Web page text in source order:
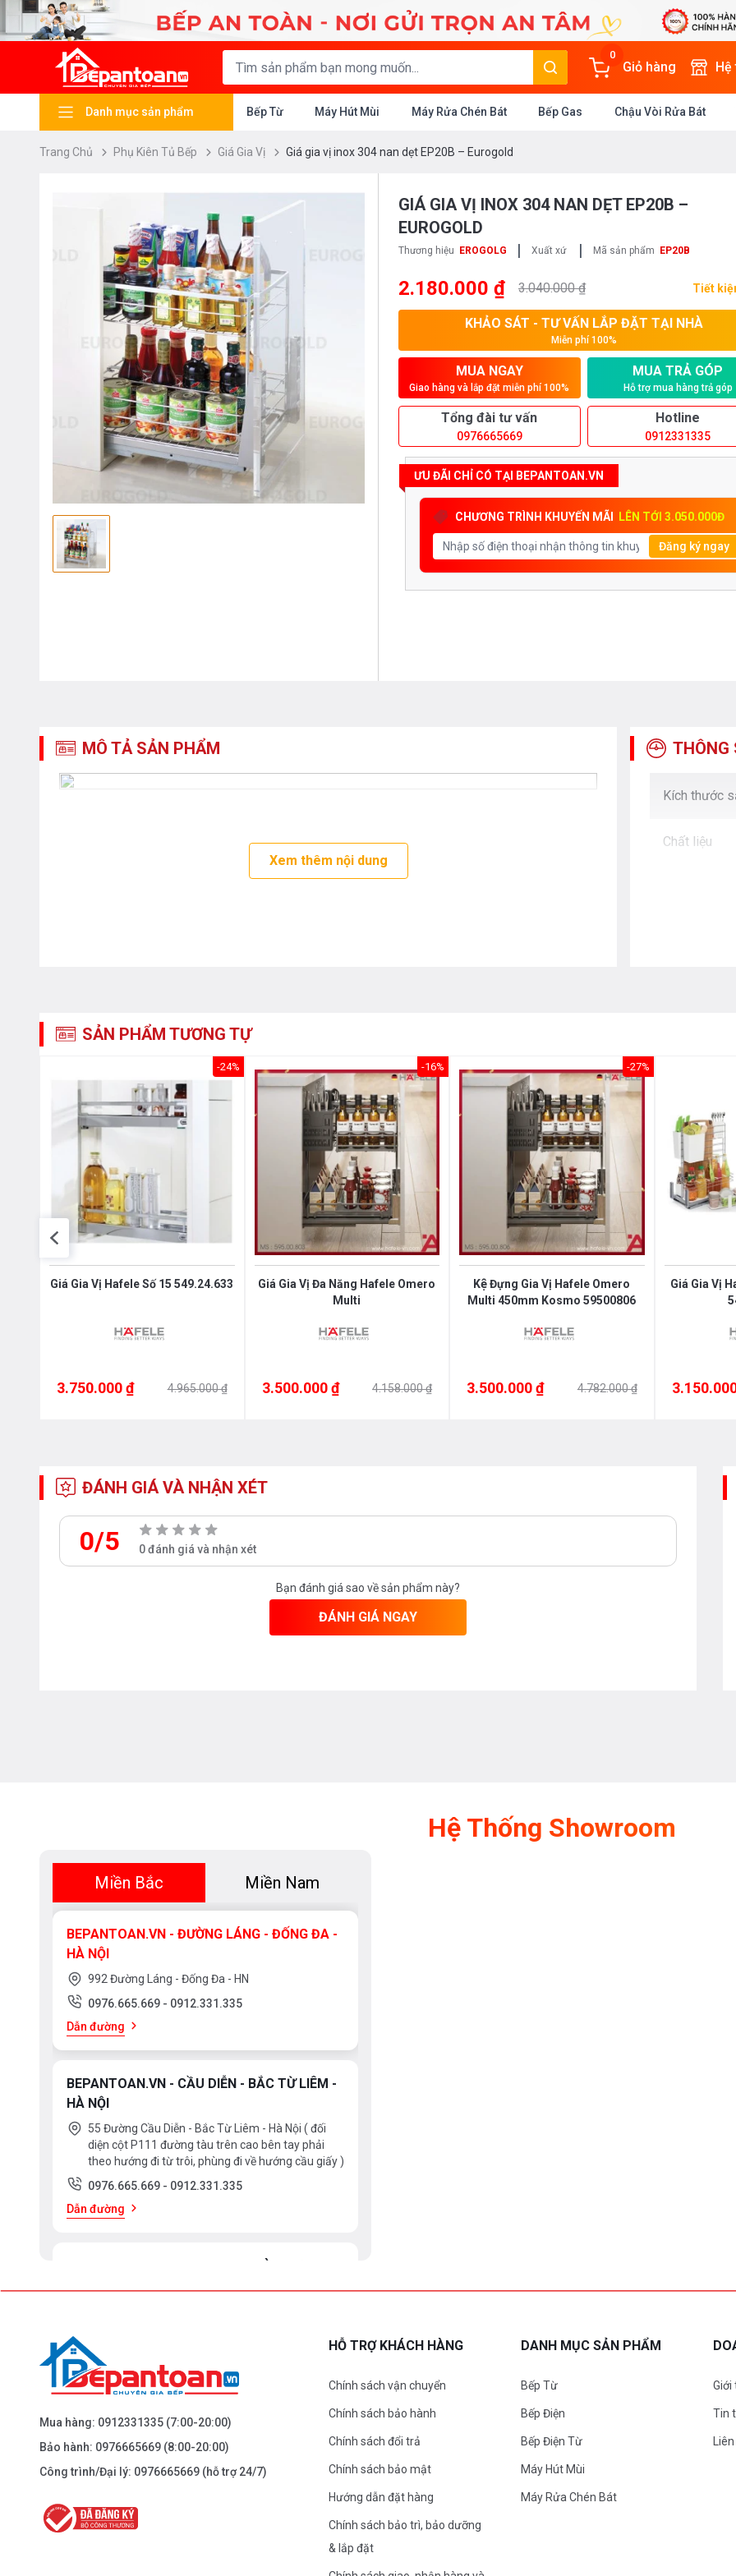
0
Giỏ hàng
Danh mục sản phẩm Bếp Từ Máy Hút Mùi Máy Rửa Chén Bát Bếp Gas Chậu Vòi Rửa Bát
Trang Chủ Phụ Kiên Tủ Bếp Giá Gia Vị Giá gia vị inox 304 nan dẹt EP20B – Eurogold
GIÁ GIA VỊ INOX 304 NAN DẸT EP20B –
EUROGOLD
Thương hiệu EROGOLG | Xuất xứ | Mã sản phẩm EP20B
2.180.000 ₫ 3.040.000 ₫ Tiết
KHẢO SÁT - TƯ VẤN LẮP ĐẶT TẠI NHÀ
Miễn phí 100%
MUA NGAY
Giao hàng và lắp đặt miễn phí 100%
MUA TRẢ GÓP
Hỗ trợ mua hàng trả góp
Tổng đài tư vấn
0976665669
Hotline
0912331335
ƯU ĐÃI CHỈ CÓ TẠI BEPANTOAN.VN
CHƯƠNG TRÌNH KHUYẾN MÃI LÊN TỚI 3.050.000Đ
Đăng ký ngay
MÔ TẢ SẢN PHẨM
Xem thêm nội dung
THÔNG
Kích thước
Chất liệu
SẢN PHẨM TƯƠNG TỰ
-24%
Giá Gia Vị Hafele Số 15 549.24.633
3.750.000 ₫ 4.965.000 ₫
-16%
Giá Gia Vị Đa Năng Hafele Omero
Multi
3.500.000 ₫ 4.158.000 ₫
-27%
Kệ Đựng Gia Vị Hafele Omero
Multi 450mm Kosmo 59500806
3.500.000 ₫ 4.782.000 ₫
Giá Gia Vị
ĐÁNH GIÁ VÀ NHẬN XÉT
0/5 0 đánh giá và nhận xét
Bạn đánh giá sao về sản phẩm này?
ĐÁNH GIÁ NGAY
Hệ Thống Showroom
Miền Bắc Miền Nam
BEPANTOAN.VN - ĐƯỜNG LÁNG - ĐỐNG ĐA -
HÀ NỘI
992 Đường Láng - Đống Đa - HN
0976.665.669 - 0912.331.335
Dẫn đường
BEPANTOAN.VN - CẦU DIỄN - BẮC TỪ LIÊM -
HÀ NỘI
55 Đường Cầu Diễn - Bắc Từ Liêm - Hà Nội ( đối
diện cột P111 đường tàu trên cao bên tay phải
theo hướng đi từ trôi, phùng đi về hướng cầu giấy )
0976.665.669 - 0912.331.335
Dẫn đường
BEPANTOAN.VN - ĐẠI LA - HAI BÀ TRƯNG -
Dẫn đường
BEPANTOAN.VN - NGUYỄN TRÃI - THANH
Dẫn đường
Mua hàng: 0912331335 (7:00-20:00)
Bảo hành: 0976665669 (8:00-20:00)
Công trình/Đại lý: 0976665669 (hỗ trợ 24/7)
HỖ TRỢ KHÁCH HÀNG
Chính sách vận chuyển
Chính sách bảo hành
Chính sách đổi trả
Chính sách bảo mật
Hướng dẫn đặt hàng
Chính sách bảo trì, bảo dưỡng
& lắp đặt
DANH MỤC SẢN PHẨM
Bếp Từ
Bếp Điện
Bếp Điện Từ
Máy Hút Mùi
Máy Rửa Chén Bát
Giới
Tin